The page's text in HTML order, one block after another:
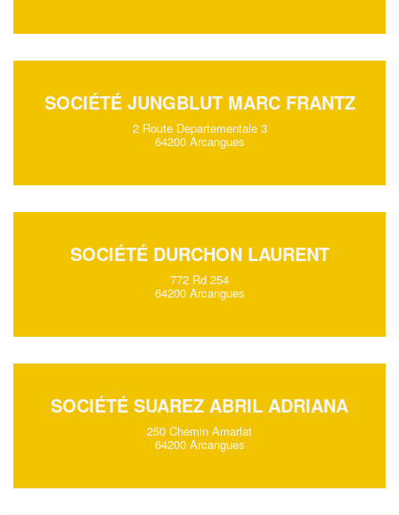
SOCIÉTÉ JUNGBLUT MARC FRANTZ
2 Route Departementale 3
64200 Arcangues
SOCIÉTÉ DURCHON LAURENT
772 Rd 254
64200 Arcangues
SOCIÉTÉ SUAREZ ABRIL ADRIANA
250 Chemin Amarlat
64200 Arcangues